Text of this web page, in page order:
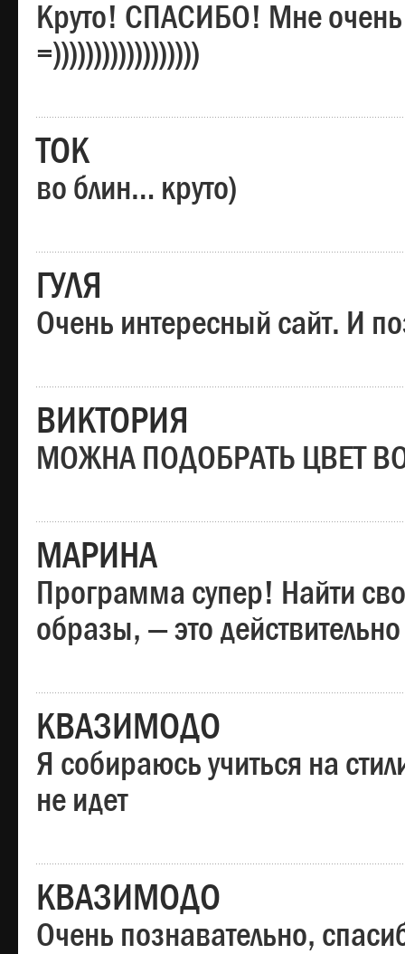
Круто! СПАСИБО! Мне
=))))))))))))))))))
ТОК
во блин… круто)
ГУЛЯ
Очень интересный сайт. И
ВИКТОРИЯ
МОЖНА ПОДОБРАТЬ ЦВЕТ
МАРИНА
Программа супер! Найти
образы, — это
КВАЗИМОДО
Я собираюсь учиться на
не идет
КВАЗИМОДО
Очень познавательно,